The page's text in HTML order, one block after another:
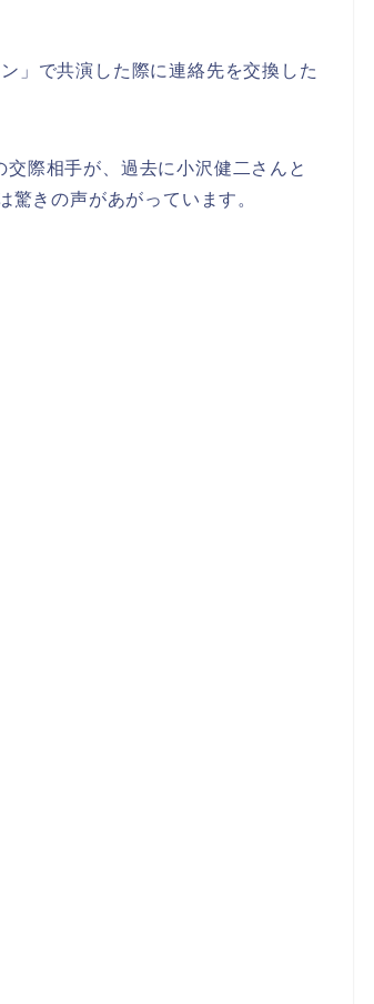
」で共演した際に連絡先を交換した
際相手が、過去に小沢健二さんと
きの声があがっています。